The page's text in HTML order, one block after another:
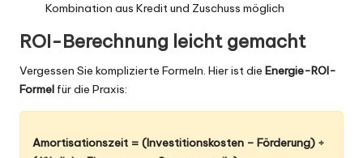
Kombination aus Kredit und Zuschuss möglich
ROI-Berechnung leicht gemacht
Vergessen Sie komplizierte Formeln. Hier ist die Energie-ROI-
Formel für die Praxis:
Amortisationszeit = (Investitionskosten – Förderung) ÷